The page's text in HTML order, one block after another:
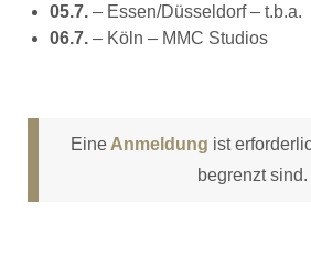
05.7. – Essen/Düsseldorf – t.b.a.
06.7. – Köln – MMC Studios
Eine Anmeldung ist
begrenzt sind.